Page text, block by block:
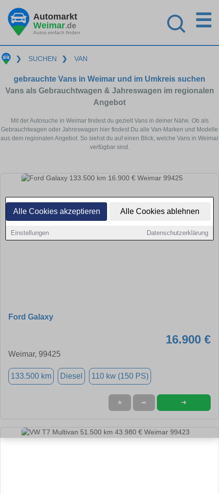
Alle Cookies akzeptieren Alle Cookies ablehnen
Einstellungen Datenschutzerklärung
Automarkt
Weimar.de
Autos einfach finden
☰
❯ SUCHEN ❯ VAN
gebrauchte Vans in Weimar und im Umkreis suchen
Vans als Gebrauchtwagen & Jahreswagen im regionalen
Angebot
Mit der Autosuche in Weimar findest du gezielt Vans in deiner Nähe. Ob als
Gebrauchtwagen oder Jahreswagen hier findest Du alle Van-Marken und Modelle
aus dem regionalen Angebot. So siehst du auf einen Blick, welche Vans in Weimar
verfügbar sind.
Ford Galaxy
16.900 €
Weimar, 99425
133.500 km Diesel 110 kw (150 PS)
★ ➦ ➜